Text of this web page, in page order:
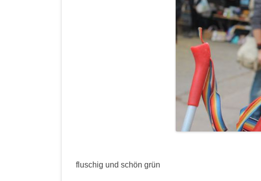
fluschig und schön grün